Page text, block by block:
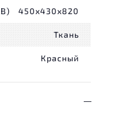
450x430x820
Ткань
Красный